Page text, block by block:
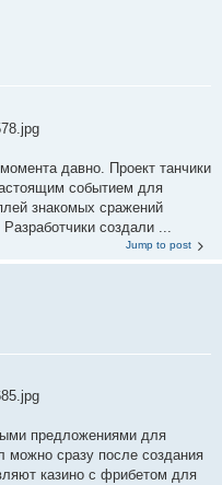
давно. Проект танчики
событием для
знакомых сражений
создали ...
Jump to post
предложениями для
можно сразу после создания
казино с фрибетом для